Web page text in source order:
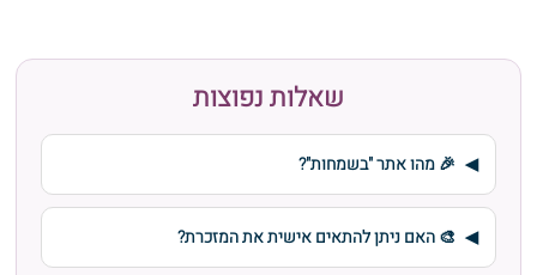
שאלות נפוצות
🎉 מהו אתר "בשמחות"?
🎨 האם ניתן להתאים אישית את המזכרת?